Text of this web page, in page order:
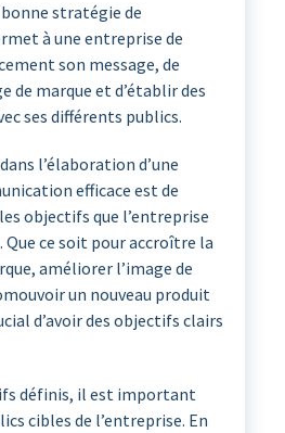
stratégie de
à une entreprise de
son message, de
de marque et d’établir des
ses différents publics.
l’élaboration d’une
efficace est de
objectifs que l’entreprise
ce soit pour accroître la
améliorer l’image de
un nouveau produit
d’avoir des objectifs clairs
définis, il est important
cibles de l’entreprise. En